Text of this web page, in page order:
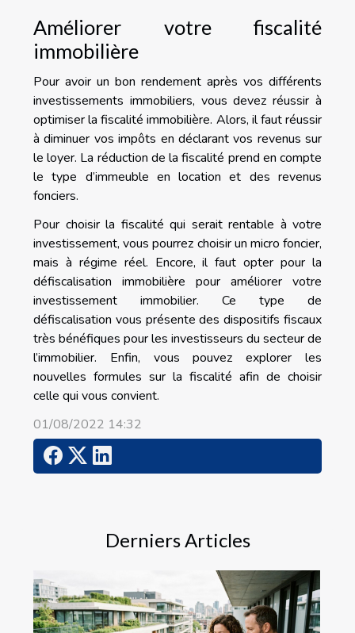
Améliorer votre fiscalité
immobilière
Pour avoir un bon rendement après vos différents
investissements immobiliers, vous devez réussir à
optimiser la fiscalité immobilière. Alors, il faut réussir
à diminuer vos impôts en déclarant vos revenus sur
le loyer. La réduction de la fiscalité prend en compte
le type d’immeuble en location et des revenus
fonciers.
Pour choisir la fiscalité qui serait rentable à votre
investissement, vous pourrez choisir un micro foncier,
mais à régime réel. Encore, il faut opter pour la
défiscalisation immobilière pour améliorer votre
investissement immobilier. Ce type de
défiscalisation vous présente des dispositifs fiscaux
très bénéfiques pour les investisseurs du secteur de
l’immobilier. Enfin, vous pouvez explorer les
nouvelles formules sur la fiscalité afin de choisir
celle qui vous convient.
01/08/2022 14:32
Derniers Articles